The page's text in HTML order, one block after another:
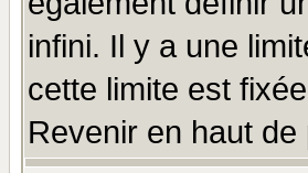
infini. Il y a une
cette limite est
Revenir en haut de